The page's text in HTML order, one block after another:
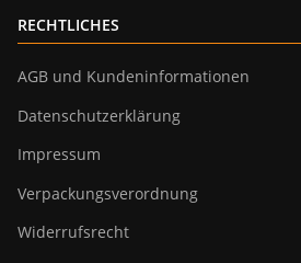
RECHTLICHES
AGB und Kundeninformationen
Datenschutzerklärung
Impressum
Verpackungsverordnung
Widerrufsrecht